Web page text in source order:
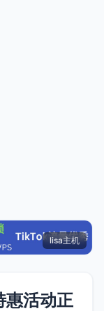
lisa主机
活动正